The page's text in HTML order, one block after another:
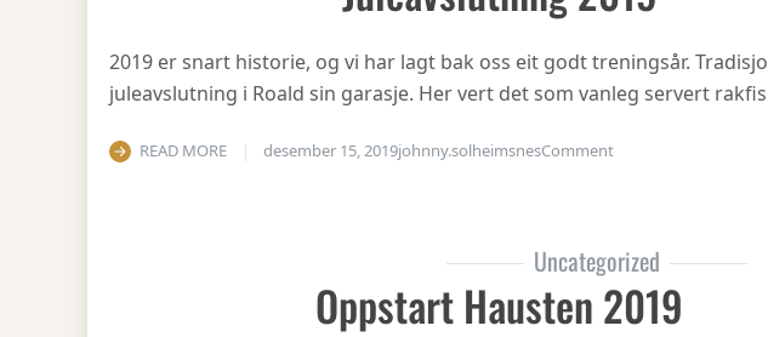
2019 er snart historie, og vi har lagt bak oss eit godt treningsår.
juleavslutning i Roald sin garasje. Her vert det som vanleg servert
READ MORE desember 15, 2019johnny.solheimsnesCommenton Juleavslutning 2019
Uncategorized
Oppstart Hausten 2019